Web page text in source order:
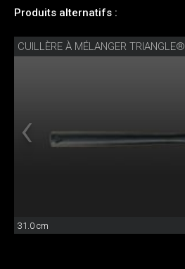
Produits alternatifs :
CUILLÈRE À MÉLANGER TRIANGLE®
31.0 cm